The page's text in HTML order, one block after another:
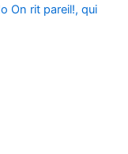
On rit pareil!, qui